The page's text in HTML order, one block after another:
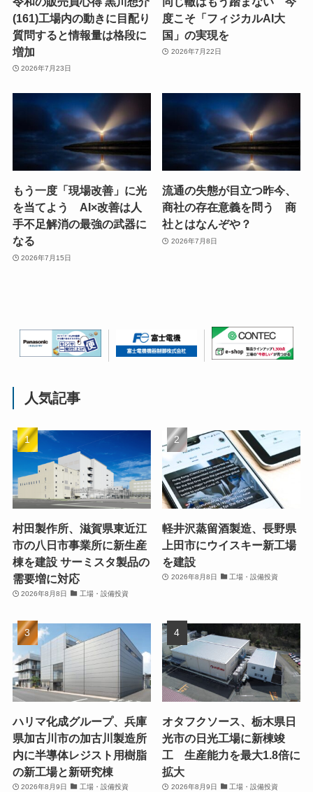
(161)工場内の動きに目配り
質問すると情報量は格段に
増加
2026年7月23日
度こそ「フィジカルAI大
国」の実現を
2026年7月22日
もう一度「現場改善」に光
を当てよう AI×改善は人
手不足解消の最強の武器に
なる
2026年7月15日
流通の失態が目立つ昨今、
商社の存在意義を問う 商
社とはなんぞや？
2026年7月8日
人気記事
村田製作所、滋賀県東近江
市の八日市事業所に新生産
棟を建設 サーミスタ製品の
需要増に対応
2026年8月8日 工場・設備投資
軽井沢蒸留酒製造、長野県
上田市にウイスキー新工場
を建設
2026年8月8日 工場・設備投資
ハリマ化成グループ、兵庫
県加古川市の加古川製造所
内に半導体レジスト用樹脂
の新工場と新研究棟
2026年8月9日 工場・設備投資
オタフクソース、栃木県日
光市の日光工場に新棟竣
工 生産能力を最大1.8倍に
拡大
2026年8月9日 工場・設備投資